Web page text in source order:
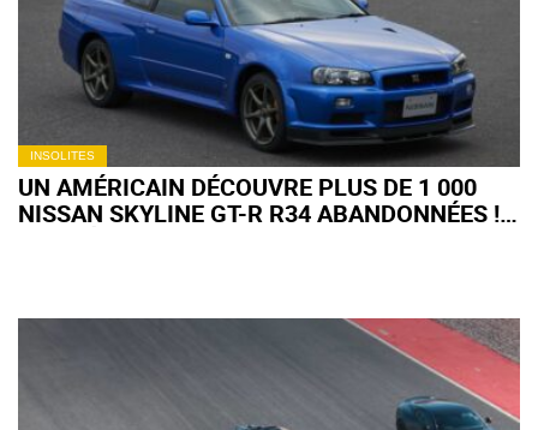
INSOLITES
UN AMÉRICAIN DÉCOUVRE PLUS DE 1 000
NISSAN SKYLINE GT-R R34 ABANDONNÉES !